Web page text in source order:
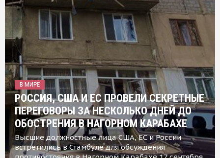
В МИРЕ
РОССИЯ, США И ЕС ПРОВЕЛИ СЕКРЕТНЫЕ
ПЕРЕГОВОРЫ ЗА НЕСКОЛЬКО ДНЕЙ ДО
ОБОСТРЕНИЯ В НАГОРНОМ КАРАБАХЕ
Высшие должностные лица США, ЕС и России
встретились в Стамбуле для обсуждения